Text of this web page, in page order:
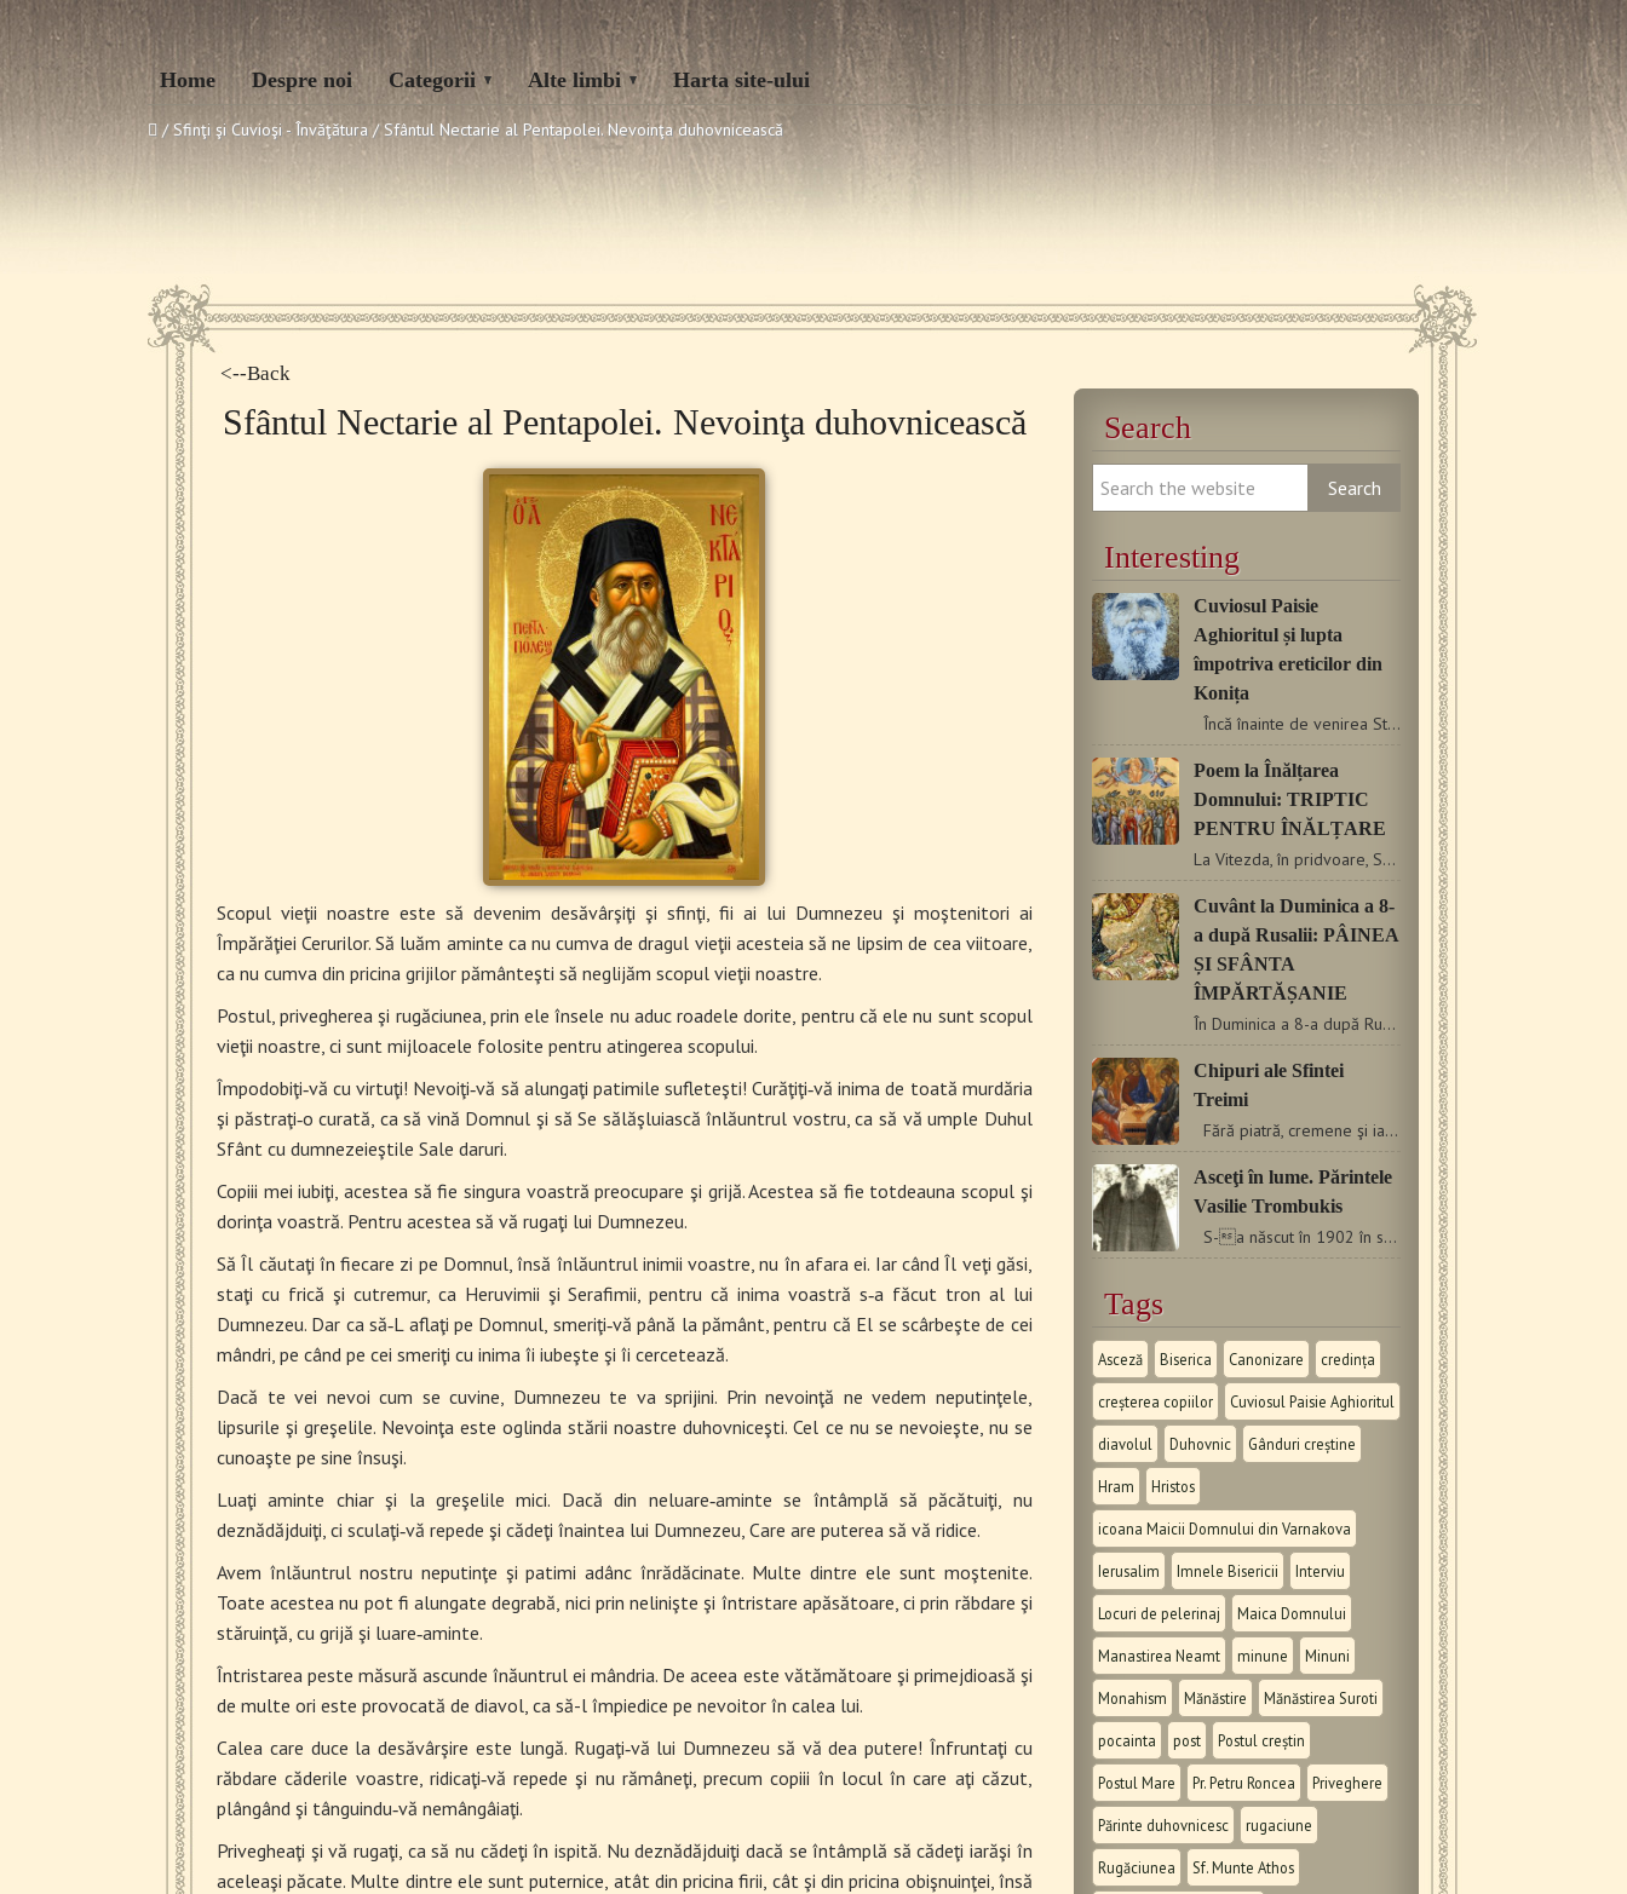
Home Despre noi Categorii Alte limbi Harta site-ului
/ Sfinţi şi Cuvioşi - Învăţătura /Sfântul Nectarie al Pentapolei. Nevoinţa duhovnicească
<--Back
Sfântul Nectarie al Pentapolei. Nevoinţa duhovnicească
Scopul vieţii noastre este să devenim desăvârşiţi şi sfinţi, fii ai lui Dumnezeu şi moştenitori ai
Împărăţiei Cerurilor. Să luăm aminte ca nu cumva de dragul vieţii acesteia să ne lipsim de cea viitoare,
ca nu cumva din pricina grijilor pământeşti să neglijăm scopul vieţii noastre.
Postul, privegherea şi rugăciunea, prin ele însele nu aduc roadele dorite, pentru că ele nu sunt scopul
vieţii noastre, ci sunt mijloacele folosite pentru atingerea scopului.
Împodobiţi‑vă cu virtuţi! Nevoiţi‑vă să alungaţi patimile sufleteşti! Curăţiţi‑vă inima de toată murdăria
şi păstraţi‑o curată, ca să vină Domnul şi să Se sălăşluiască înlăuntrul vostru, ca să vă umple Duhul
Sfânt cu dumnezeieştile Sale daruri.
Copiii mei iubiţi, acestea să fie singura voastră preocupare şi grijă. Acestea să fie totdeauna scopul şi
dorinţa voastră. Pentru acestea să vă rugaţi lui Dumnezeu.
Să Îl căutaţi în fiecare zi pe Domnul, însă înlăuntrul inimii voastre, nu în afara ei. Iar când Îl veţi găsi,
staţi cu frică şi cutremur, ca Heruvimii şi Serafimii, pen­tru că inima voastră s‑a făcut tron al lui
Dumnezeu. Dar ca să‑L aflaţi pe Domnul, smeriţi‑vă până la pământ, pentru că El se scârbeşte de cei
mândri, pe când pe cei smeriţi cu inima îi iubeşte şi îi cercetează.
Dacă te vei nevoi cum se cuvine, Dumnezeu te va sprijini. Prin nevoinţă ne vedem neputinţele,
lipsurile şi greşelile. Nevoinţa este oglinda stării noastre du­hovniceşti. Cel ce nu se nevoieşte, nu se
cunoaşte pe sine însuşi.
Luaţi aminte chiar şi la greşelile mici. Dacă din neluare‑aminte se întâmplă să păcătuiţi, nu
deznădăjduiţi, ci sculaţi‑vă repede şi cădeţi înaintea lui Dumnezeu, Care are puterea să vă ridice.
Avem înlăuntrul nostru neputinţe şi patimi adânc înrădăcinate. Multe dintre ele sunt moştenite.
Toate acestea nu pot fi alungate degrabă, nici prin nelinişte şi întristare apăsătoare, ci prin răbdare şi
stăruinţă, cu grijă şi luare‑aminte.
Întristarea peste măsură ascunde înă­untrul ei mândria. De aceea este vătămă­toare şi primejdioasă şi
de multe ori este provocată de diavol, ca să-l împiedice pe nevoitor în calea lui.
Calea care duce la desăvârşire este lungă. Rugaţi‑vă lui Dumnezeu să vă dea putere! Înfruntaţi cu
răbdare căderile voastre, ridicaţi‑vă repede şi nu rămâneţi, precum copiii în locul în care aţi căzut,
plângând şi tânguindu‑vă nemângâiaţi.
Privegheaţi şi vă rugaţi, ca să nu cădeţi în ispită. Nu deznădăjduiţi dacă se întâmplă să cădeţi iarăşi în
aceleaşi păcate. Multe dintre ele sunt puternice, atât din pricina firii, cât şi din pricina obişnuinţei, însă
Search
Interesting
Cuviosul Paisie
Aghioritul și lupta
împotriva ereticilor din
Konița
Încă înainte de venirea Starețului apăruseră în…
Poem la Înălțarea
Domnului: TRIPTIC
PENTRU ÎNĂLȚARE
La Vitezda, în pridvoare, Solomon olog aşteaptă şi-al lui…
Cuvânt la Duminica a 8-
a după Rusalii: PÂINEA
ȘI SFÂNTA
ÎMPĂRTĂȘANIE
În Duminica a 8-a după Rusalii Biserica ne pune înainte textul…
Chipuri ale Sfintei
Treimi
Fără piatră, cremene şi iască nu se aprinde focul.…
Asceţi în lume. Părintele
Vasilie Trombukis
S-a născut în 1902 în satul Sfikia, judeţul Imatias,…
Tags
Asceză Biserica Canonizare credința
creșterea copiilor Cuviosul Paisie Aghioritul
diavolul Duhovnic Gânduri creștine
Hram Hristos
icoana Maicii Domnului din Varnakova
Ierusalim Imnele Bisericii Interviu
Locuri de pelerinaj Maica Domnului
Manastirea Neamt minune Minuni
Monahism Mănăstire Mănăstirea Suroti
pocainta post Postul creștin
Postul Mare Pr. Petru Roncea Priveghere
Părinte duhovnicesc rugaciune
Rugăciunea Sf. Munte Athos